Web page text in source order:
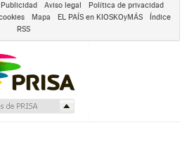
Publicidad Aviso legal
Política de privacidad
Mapa EL PAÍS en KIOSKOyMÁS
Índice
RSS